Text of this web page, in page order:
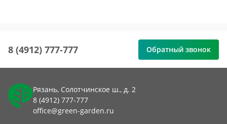
8 (4912) 777-777 Обратный звонок
Рязань, Солотчинское ш., д. 2
8 (4912) 777-777
office@green-garden.ru